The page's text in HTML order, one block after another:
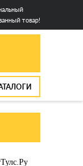
товар!